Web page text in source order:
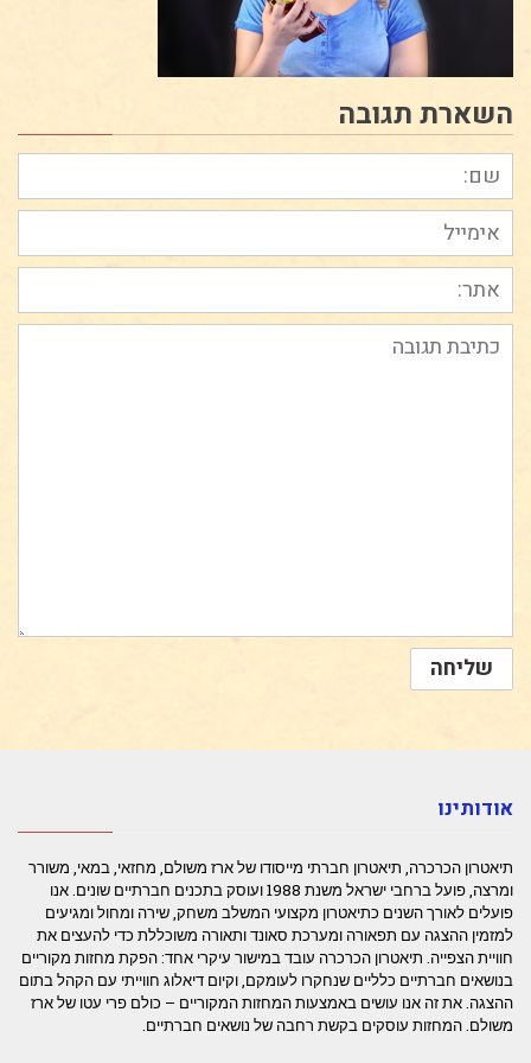
השארת תגובה
אודותינו
תיאטרון הכרכרה, תיאטרון חברתי מייסודו של ארז משולם, מחזאי, במאי, משורר
ומרצה, פועל ברחבי ישראל משנת 1988 ועוסק בתכנים חברתיים שונים. אנו
פועלים לאורך השנים כתיאטרון מקצועי המשלב משחק, שירה ומחול ומגיעים
למזמין ההצגה עם תפאורה ומערכת סאונד ותאורה משוכללת כדי להעצים את
חוויית הצפייה. תיאטרון הכרכרה עובד במישור עיקרי אחד: הפקת מחזות מקוריים
בנושאים חברתיים כלליים שנחקרו לעומקם, וקיום דיאלוג חווייתי עם הקהל בתום
ההצגה. את זה אנו עושים באמצעות המחזות המקוריים – כולם פרי עטו של ארז
משולם. המחזות עוסקים בקשת רחבה של נושאים חברתיים.